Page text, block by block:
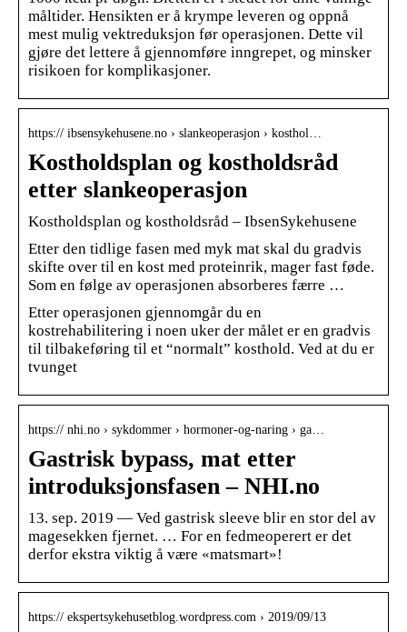
måltider. Hensikten er å krympe leveren og oppnå
mest mulig vektreduksjon før operasjonen. Dette vil
gjøre det lettere å gjennomføre inngrepet, og minsker
risikoen for komplikasjoner.
https:// ibsensykehusene.no › slankeoperasjon › kosthol…
Kostholdsplan og kostholdsråd
etter slankeoperasjon
Kostholdsplan og kostholdsråd – IbsenSykehusene
Etter den tidlige fasen med myk mat skal du gradvis
skifte over til en kost med proteinrik, mager fast føde.
Som en følge av operasjonen absorberes færre …
Etter operasjonen gjennomgår du en
kostrehabilitering i noen uker der målet er en gradvis
til tilbakeføring til et “normalt” kosthold. Ved at du er
tvunget
https:// nhi.no › sykdommer › hormoner-og-naring › ga…
Gastrisk bypass, mat etter
introduksjonsfasen – NHI.no
13. sep. 2019 — Ved gastrisk sleeve blir en stor del av
magesekken fjernet. … For en fedmeoperert er det
derfor ekstra viktig å være «matsmart»!
https:// ekspertsykehusetblog.wordpress.com › 2019/09/13